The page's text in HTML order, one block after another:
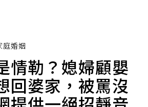
庭婚姻
情勒？媳婦顧嬰
回婆家，被罵沒